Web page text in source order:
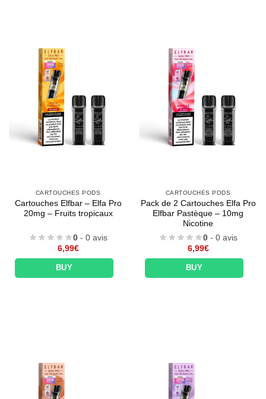
CARTOUCHES PODS
Cartouches Elfbar – Elfa Pro
20mg – Fruits tropicaux
0 - 0 avis
6,99€
BUY
CARTOUCHES PODS
Pack de 2 Cartouches Elfa Pro
Elfbar Pastèque – 10mg
Nicotine
0 - 0 avis
6,99€
BUY